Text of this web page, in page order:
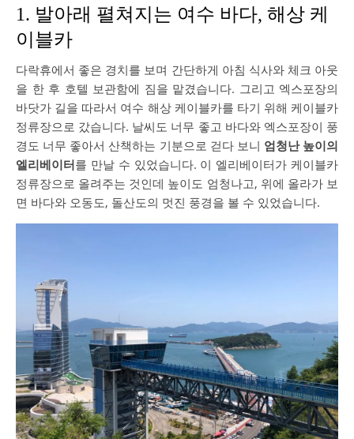
1. 발아래 펼쳐지는 여수 바다, 해상 케
이블카
다락휴에서 좋은 경치를 보며 간단하게 아침 식사와 체크 아웃
을 한 후 호텔 보관함에 짐을 맡겼습니다. 그리고 엑스포장의
바닷가 길을 따라서 여수 해상 케이블카를 타기 위해 케이블카
정류장으로 갔습니다. 날씨도 너무 좋고 바다와 엑스포장이 풍
경도 너무 좋아서 산책하는 기분으로 걷다 보니 엄청난 높이의
엘리베이터를 만날 수 있었습니다. 이 엘리베이터가 케이블카
정류장으로 올려주는 것인데 높이도 엄청나고, 위에 올라가 보
면 바다와 오동도, 돌산도의 멋진 풍경을 볼 수 있었습니다.